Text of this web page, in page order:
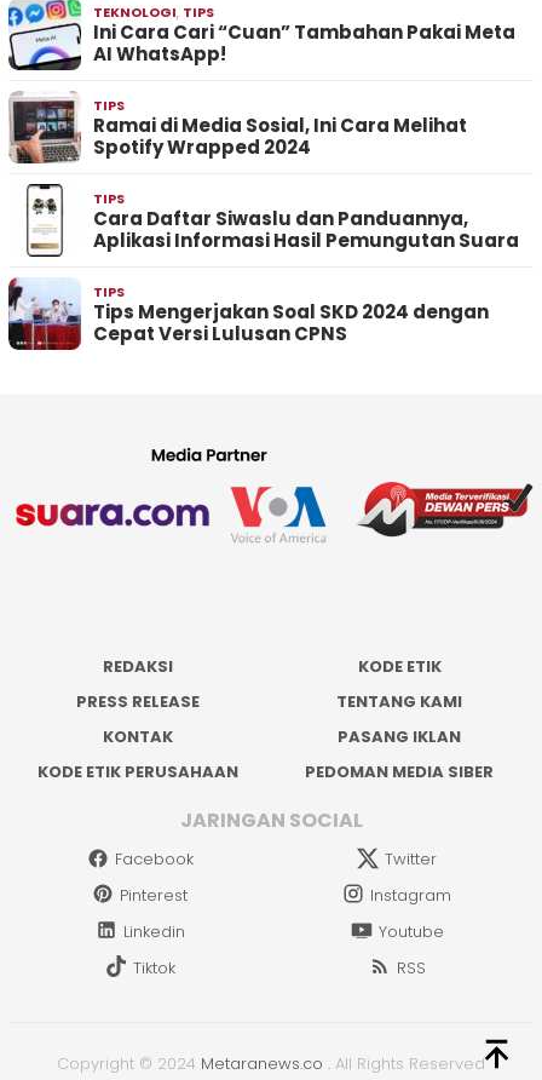
TEKNOLOGI, TIPS
Ini Cara Cari “Cuan” Tambahan Pakai Meta
AI WhatsApp!
TIPS
Ramai di Media Sosial, Ini Cara Melihat
Spotify Wrapped 2024
TIPS
Cara Daftar Siwaslu dan Panduannya,
Aplikasi Informasi Hasil Pemungutan Suara
TIPS
Tips Mengerjakan Soal SKD 2024 dengan
Cepat Versi Lulusan CPNS
REDAKSI
KODE ETIK
PRESS RELEASE
TENTANG KAMI
KONTAK
PASANG IKLAN
KODE ETIK PERUSAHAAN
PEDOMAN MEDIA SIBER
JARINGAN SOCIAL
Facebook
Twitter
Pinterest
Instagram
Linkedin
Youtube
Tiktok
RSS
Copyright © 2024 Metaranews.co . All Rights Reserved